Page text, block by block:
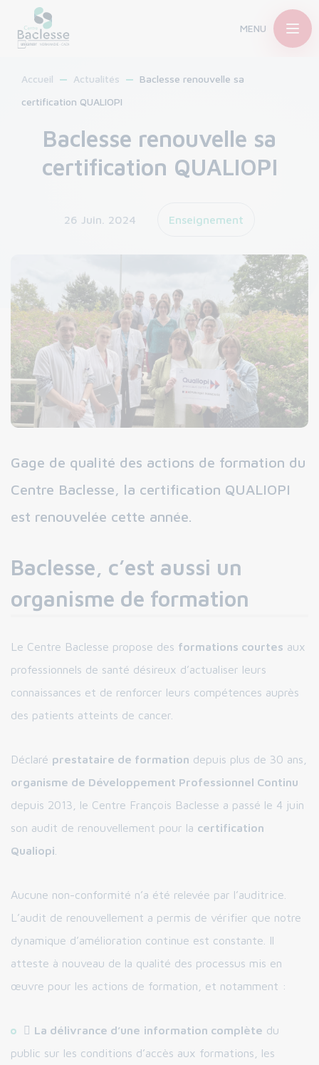
MENU
Accueil Actualités
Baclesse renouvelle sa
certification QUALIOPI
Baclesse renouvelle sa
certification QUALIOPI
26 Juin. 2024 Enseignement
Gage de qualité des actions de formation du
Centre Baclesse, la certification QUALIOPI
est renouvelée cette année.
Baclesse, c’est aussi un
organisme de formation
Le Centre Baclesse propose des formations courtes aux
professionnels de santé désireux d’actualiser leurs
connaissances et de renforcer leurs compétences auprès
des patients atteints de cancer.
Déclaré prestataire de formation depuis plus de 30 ans,
organisme de Développement Professionnel Continu
depuis 2013, le Centre François Baclesse a passé le 4 juin
son audit de renouvellement pour la certification
Qualiopi
Aucune non-conformité n’a été relevée par l’auditrice.
L’audit de renouvellement a permis de vérifier que notre
dynamique d’amélioration continue est constante. Il
atteste à nouveau de la qualité des processus mis en
œuvre pour les actions de formation, et notamment :
 La délivrance d’une information complète du
public sur les conditions d’accès aux formations, les